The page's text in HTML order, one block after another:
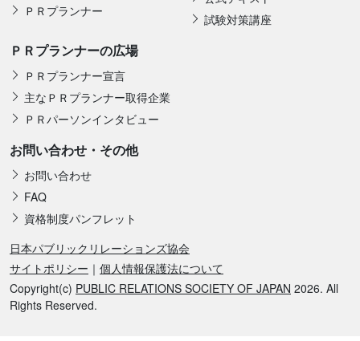
ＰＲプランナー
試験対策講座
ＰＲプランナーの広場
ＰＲプランナー宣言
主なＰＲプランナー取得企業
ＰＲパーソンインタビュー
お問い合わせ・その他
お問い合わせ
FAQ
資格制度パンフレット
日本パブリックリレーションズ協会
サイトポリシー ｜ 個人情報保護法について
Copyright(c) PUBLIC RELATIONS SOCIETY OF JAPAN 2026. All
Rights Reserved.